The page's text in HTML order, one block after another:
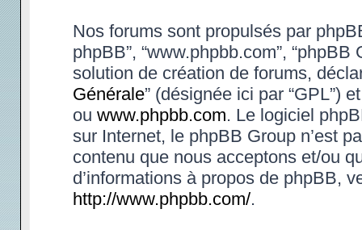
Nos forums sont propulsés par
phpBB”, “www.phpbb.com”,
solution de création de forums,
Générale” (désignée ici par “GPL”)
ou www.phpbb.com. Le logiciel
sur Internet, le phpBB Group n’est
contenu que nous acceptons et/ou
d’informations à propos de phpBB,
http://www.phpbb.com/.